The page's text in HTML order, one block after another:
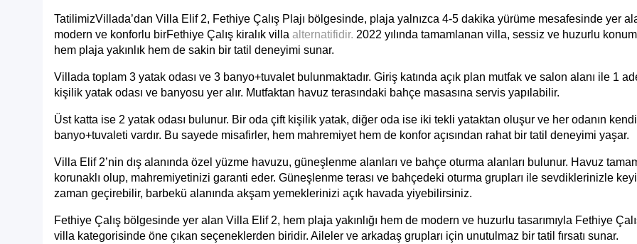
TatilimizVillada’dan Villa Elif 2, Fethiye Çalış Plajı bölgesinde, plaja yalnızca 4-5 dakika yürüme mesafesinde yer
modern ve konforlu birFethiye Çalış kiralık villa alternatifidir. 2022 yılında tamamlanan villa, sessiz ve huzurlu
hem plaja yakınlık hem de sakin bir tatil deneyimi sunar.
Villada toplam 3 yatak odası ve 3 banyo+tuvalet bulunmaktadır. Giriş katında açık plan mutfak ve salon alanı ile 1
kişilik yatak odası ve banyosu yer alır. Mutfaktan havuz terasındaki bahçe masasına servis yapılabilir.
Üst katta ise 2 yatak odası bulunur. Bir oda çift kişilik yatak, diğer oda ise iki tekli yataktan oluşur ve her odanın
banyo+tuvaleti vardır. Bu sayede misafirler, hem mahremiyet hem de konfor açısından rahat bir tatil deneyimi yaşar.
Villa Elif 2’nin dış alanında özel yüzme havuzu, güneşlenme alanları ve bahçe oturma alanları bulunur. Havuz
korunaklı olup, mahremiyetinizi garanti eder. Güneşlenme terası ve bahçedeki oturma grupları ile sevdiklerinizle
zaman geçirebilir, barbekü alanında akşam yemeklerinizi açık havada yiyebilirsiniz.
Fethiye Çalış bölgesinde yer alan Villa Elif 2, hem plaja yakınlığı hem de modern ve huzurlu tasarımıyla Fethiye
villa kategorisinde öne çıkan seçeneklerden biridir. Aileler ve arkadaş grupları için unutulmaz bir tatil fırsatı sunar.